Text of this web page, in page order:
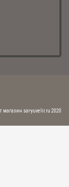
sar-yuvelir.ru 2020